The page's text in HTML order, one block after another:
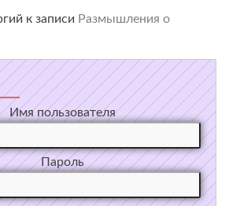
к записи Размышления о
Имя пользователя
Пароль